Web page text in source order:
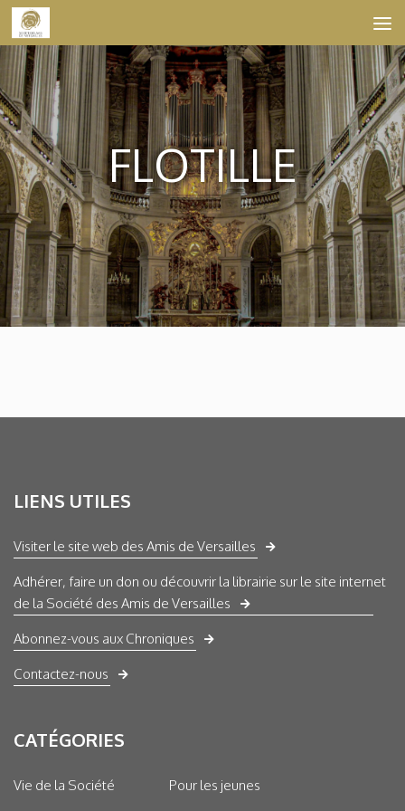
Skip to content
FLOTILLE
LIENS UTILES
Visiter le site web des Amis de Versailles
Adhérer, faire un don ou découvrir la librairie sur le site internet
de la Société des Amis de Versailles
Abonnez-vous aux Chroniques
Contactez-nous
CATÉGORIES
Vie de la Société Pour les jeunes